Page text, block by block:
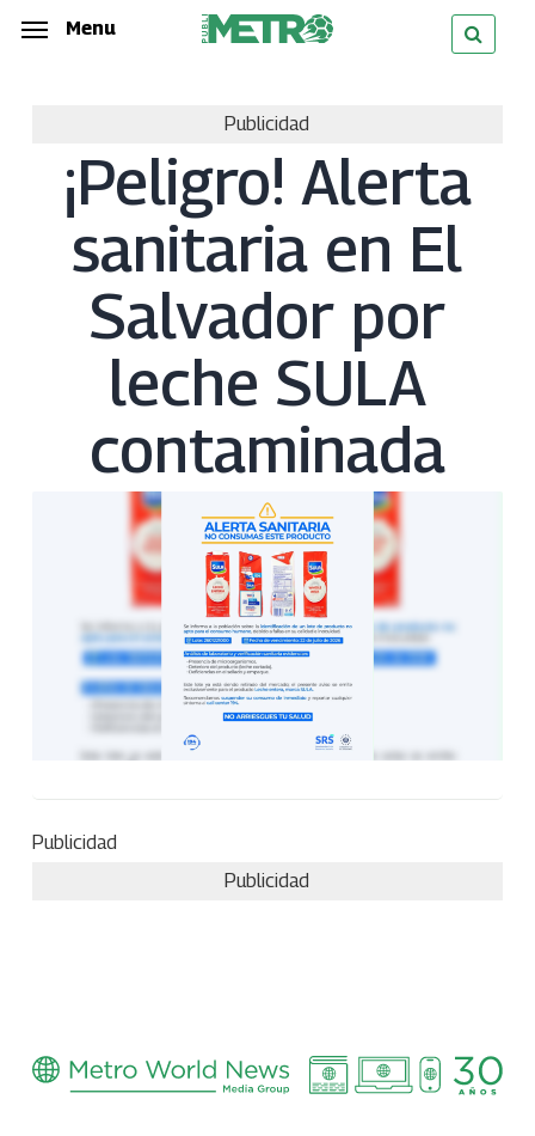
Skip
Menu
Publicidad
¡Peligro! Alerta
sanitaria en El
Salvador por
leche SULA
contaminada
Publicidad
Publicidad
Menu